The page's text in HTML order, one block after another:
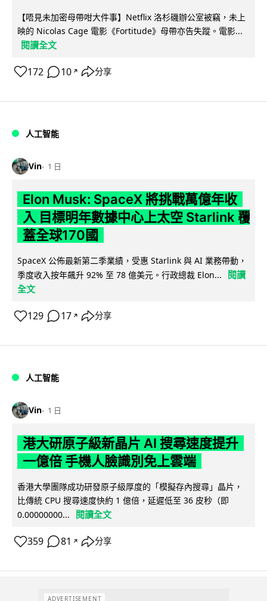
【唔見未加密母帶咁大件事】Netflix 洛杉磯辦公室被竊，未上
映的 Nicolas Cage 電影《Fortitude》母帶亦告失蹤。電影...
閱讀全文
172 10 ↗ 分享
人工智能
Vin 1 日
Elon Musk: SpaceX 將挑戰萬億年收
入 目標明年數據中心上太空 Starlink 覆
蓋全球170國
SpaceX 公佈最新第二季業績，受惠 Starlink 與 AI 業務帶動，
季度收入按年飆升 92% 至 78 億美元。行政總裁 Elon...
閱讀
全文
129 17 ↗ 分享
人工智能
Vin 1 日
港大研原子級新晶片 AI 搜尋速度提升
一億倍 手機人臉識別免上雲端
香港大學團隊成功研發原子級厚度的「模擬存內搜尋」晶片，
比傳統 CPU 搜尋速度快約 1 億倍，延遲低至 36 皮秒（即
0.00000000...
閱讀全文
359 81 ↗ 分享
ADVERTISEMENT